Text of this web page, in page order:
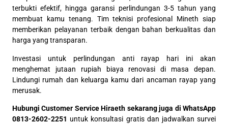
terbukti efektif, hingga garansi perlindungan 3-5 tahun yang
membuat kamu tenang. Tim teknisi profesional Mineth siap
memberikan pelayanan terbaik dengan bahan berkualitas dan
harga yang transparan.
Investasi untuk perlindungan anti rayap hari ini akan
menghemat jutaan rupiah biaya renovasi di masa depan.
Lindungi rumah dan keluarga kamu dari ancaman rayap yang
merusak.
Hubungi Customer Service Hiraeth sekarang juga di WhatsApp
0813-2602-2251 untuk konsultasi gratis dan jadwalkan survei